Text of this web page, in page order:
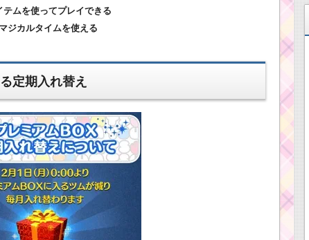
テムを使ってプレイできる
ジカルタイムを使える
定期入れ替え